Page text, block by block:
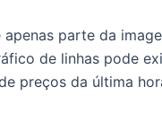
parte da
de linhas pode
preços da última